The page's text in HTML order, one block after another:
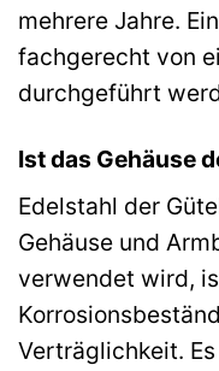
mehrere Jahre.
fachgerecht von
durchgeführt
Ist das Gehäuse
Edelstahl der
Gehäuse und
verwendet wird,
Verträglichkeit.